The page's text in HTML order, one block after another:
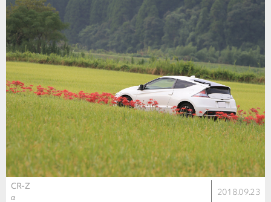
CR-Z
α
2018.09.23